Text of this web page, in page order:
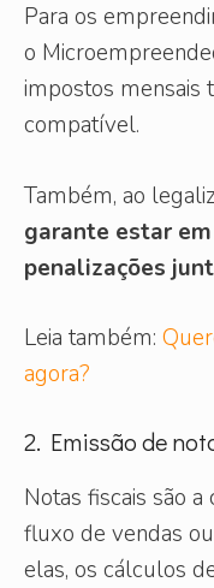
Para os
o
impostos
compatível.
Também, ao
garante estar
penalizações
Leia também:
agora?
2. Emissão de
Notas fiscais são
fluxo de vendas
elas, os cálculos